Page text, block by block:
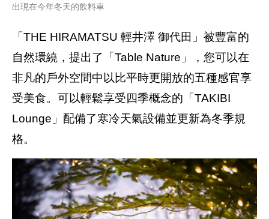
出現在今年冬天的飲料車
「THE HIRAMATSU 輕井澤 御代田」被豐富的
自然環繞，提出了「Table Nature」，您可以在
非凡的戶外空間中以比平時更開放的五種感官享
受美食。可以輕鬆享受四季概念的「TAKIBI
Lounge」配備了寒冷天氣設備並更新為冬季規
格。